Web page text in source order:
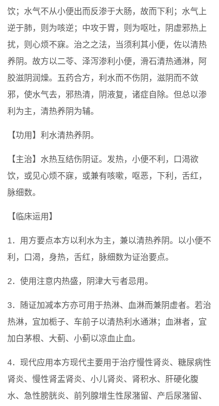
饮；水气不从小便出而反渗于大肠，故而下利；水气上
逆于肺，则为咳逆；中攻于胃，则为呕吐，阴虚邪热上
扰，则心烦不寐。治之之法，当须利其小便，佐以清热
养阴。故方以二苓、泽泻渗利小便，滑石清热通淋，阿
胶滋阴润燥。五药合方，利水而不伤阴，滋阴而不敛
邪，使水气去，邪热清，阴液复，诸症自除。但总以渗
利为主，清热养阴为辅。
【功用】利水清热养阴。
【主治】水热互结伤阴证。发热，小便不利，口渴欲
饮，或见心烦不寐，或兼有咳嗽，呕恶，下利，舌红，
脉细数。
【临床运用】
1．用方要点本方以利水为主，兼以清热养阴。以小便不
利，口渴，身热，舌红，脉细数为证治要点。
2．使用注意内热盛，阴津大亏者忌用。
3．随证加减本方亦可用于热淋、血淋而兼阴虚者。若治
热淋，宜加栀子、车前子以清热利水通淋；血淋者，宜
加白茅根、大蓟、小蓟以凉血止血。
4．现代应用本方现代主要用于治疗慢性肾炎、糖尿病性
肾炎、慢性肾盂肾炎、小儿肾炎、肾积水、肝硬化腹
水、急性膀胱炎、前列腺增生性尿潴留、产后尿潴留、